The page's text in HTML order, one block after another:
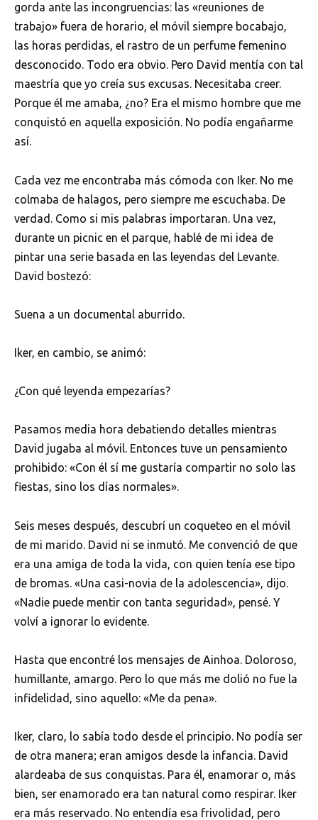
gorda ante las incongruencias: las «reuniones de
trabajo» fuera de horario, el móvil siempre bocabajo,
las horas perdidas, el rastro de un perfume femenino
desconocido. Todo era obvio. Pero David mentía con tal
maestría que yo creía sus excusas. Necesitaba creer.
Porque él me amaba, ¿no? Era el mismo hombre que me
conquistó en aquella exposición. No podía engañarme
así.
Cada vez me encontraba más cómoda con Iker. No me
colmaba de halagos, pero siempre me escuchaba. De
verdad. Como si mis palabras importaran. Una vez,
durante un picnic en el parque, hablé de mi idea de
pintar una serie basada en las leyendas del Levante.
David bostezó:
Suena a un documental aburrido.
Iker, en cambio, se animó:
¿Con qué leyenda empezarías?
Pasamos media hora debatiendo detalles mientras
David jugaba al móvil. Entonces tuve un pensamiento
prohibido: «Con él sí me gustaría compartir no solo las
fiestas, sino los días normales».
Seis meses después, descubrí un coqueteo en el móvil
de mi marido. David ni se inmutó. Me convenció de que
era una amiga de toda la vida, con quien tenía ese tipo
de bromas. «Una casi-novia de la adolescencia», dijo.
«Nadie puede mentir con tanta seguridad», pensé. Y
volví a ignorar lo evidente.
Hasta que encontré los mensajes de Ainhoa. Doloroso,
humillante, amargo. Pero lo que más me dolió no fue la
infidelidad, sino aquello: «Me da pena».
Iker, claro, lo sabía todo desde el principio. No podía ser
de otra manera; eran amigos desde la infancia. David
alardeaba de sus conquistas. Para él, enamorar o, más
bien, ser enamorado era tan natural como respirar. Iker
era más reservado. No entendía esa frivolidad, pero